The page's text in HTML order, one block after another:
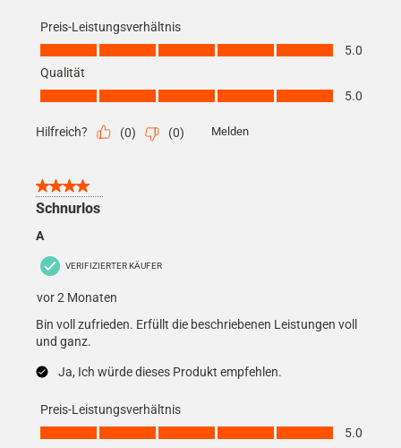
Preis-Leistungsverhältnis
Preis-Leistungsverhältnis, 5.0 von 5
5.0
Qualität
Qualität, 5.0 von 5
5.0
Hilfreich? (0) (0) Melden
4 von 5 Sternen.
Schnurlos
A
VERIFIZIERTER KÄUFER
vor 2 Monaten
Bin voll zufrieden. Erfüllt die beschriebenen Leistungen voll
und ganz.
Ja, Ich würde dieses Produkt empfehlen.
Preis-Leistungsverhältnis
Preis-Leistungsverhältnis, 5.0 von 5
5.0